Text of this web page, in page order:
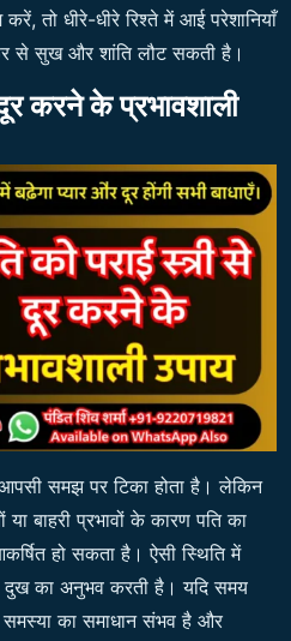
तो धीरे-धीरे रिश्ते में आई परेशानियाँ
से सुख और शांति लौट सकती है।
करने के प्रभावशाली
समझ पर टिका होता है। लेकिन
या बाहरी प्रभावों के कारण पति का
हो सकता है। ऐसी स्थिति में
दुख का अनुभव करती है। यदि समय
का समाधान संभव है और